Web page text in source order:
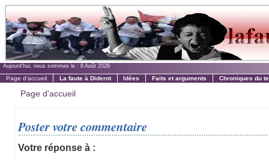
Aujourd'hui, nous sommes le : 8 Août 2026
Page d'accueil La faute à Diderot Idées Faits et arguments Chroniques du
Page d'accueil
Poster votre commentaire
Votre réponse à :